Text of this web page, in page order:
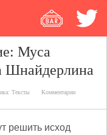
Муса
Шнайдерлина
Тексты Комментарии
решить исход